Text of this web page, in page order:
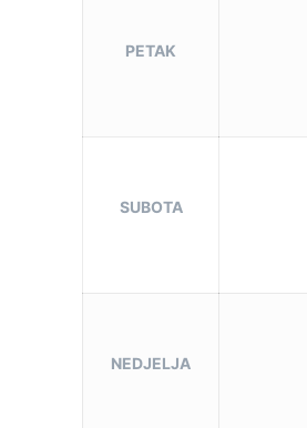
PETAK
SUBOTA
NEDJELJA